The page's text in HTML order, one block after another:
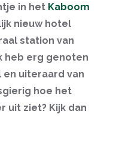
in het Kaboom
nieuw hotel
station van
heb erg genoten
uiteraard van
hoe het
uit ziet? Kijk dan